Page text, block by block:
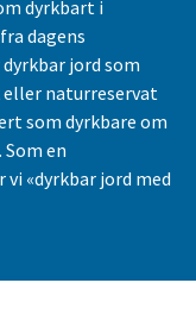
dyrkbart i
dagens
jord som
eller naturreservat
som dyrkbare om
en
«dyrkbar jord med